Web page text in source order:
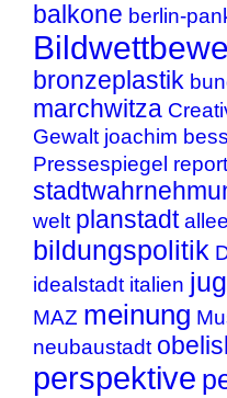
balkone berlin-
bronzeplastik
marchwitza
Gewalt joachim
Pressespiegel
welt planstadt allee
bildungspolitik
idealstadt italien
MAZ meinung
neubaustadt
perspektive